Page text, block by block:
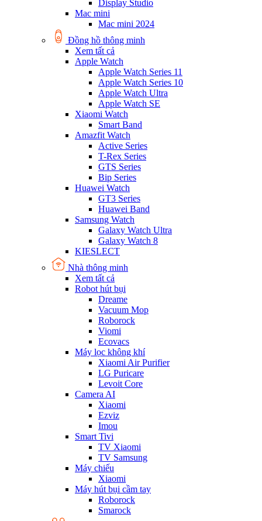
Display Studio
Mac mini
Mac mini 2024
Đồng hồ thông minh
Xem tất cả
Apple Watch
Apple Watch Series 11
Apple Watch Series 10
Apple Watch Ultra
Apple Watch SE
Xiaomi Watch
Smart Band
Amazfit Watch
Active Series
T-Rex Series
GTS Series
Bip Series
Huawei Watch
GT3 Series
Huawei Band
Samsung Watch
Galaxy Watch Ultra
Galaxy Watch 8
KIESLECT
Nhà thông minh
Xem tất cả
Robot hút bụi
Dreame
Vacuum Mop
Roborock
Viomi
Ecovacs
Máy lọc không khí
Xiaomi Air Purifier
LG Puricare
Levoit Core
Camera AI
Xiaomi
Ezviz
Imou
Smart Tivi
TV Xiaomi
TV Samsung
Máy chiếu
Xiaomi
Máy hút bụi cầm tay
Roborock
Smarock